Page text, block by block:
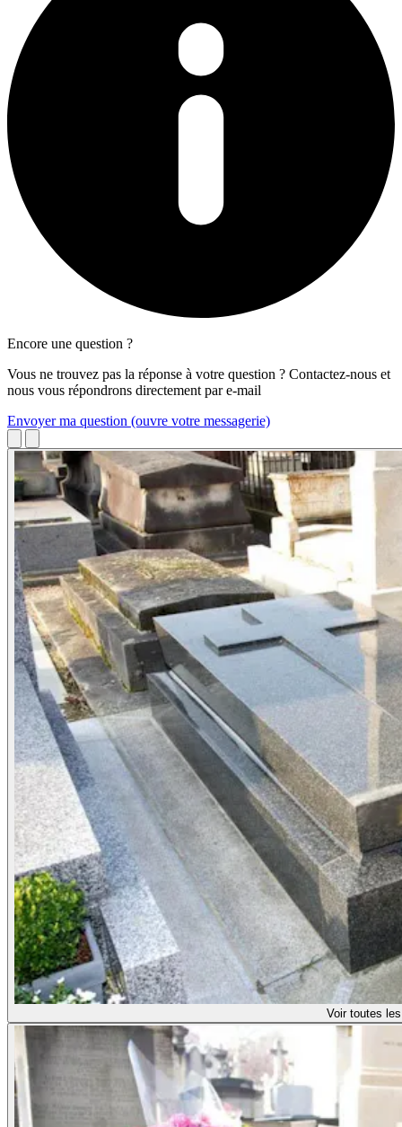
Encore une question ?
Vous ne trouvez pas la réponse à votre question ? Contactez-nous et
nous vous répondrons directement par e-mail
Envoyer ma question (ouvre votre messagerie)
Voir toutes